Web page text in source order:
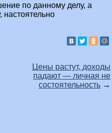
по данному делу, а
настоятельно
Цены растут, доходы
падают — личная не
состоятельность →